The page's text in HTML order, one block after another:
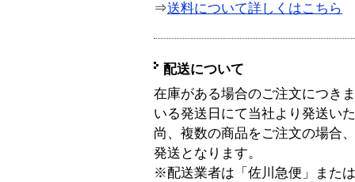
⇒送料について詳しくはこちら
配送について
在庫がある場合のご注文につき
いる発送日にて当社より発送い
尚、複数の商品をご注文の場合
発送となります。
※配送業者は「佐川急便」また